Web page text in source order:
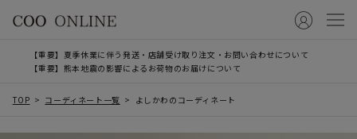
【重要】夏季休業に伴う発送・店舗受け取り注文・お問い合わせについて
【重要】熊本地震の影響によるお荷物のお届けについて
TOP コーディネート一覧 よしかわのコーディネート